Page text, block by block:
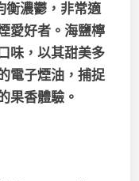
衡濃鬱，非常適
愛好者。海鹽檸
味，以其甜美多
電子煙油，捕捉
果香體驗。